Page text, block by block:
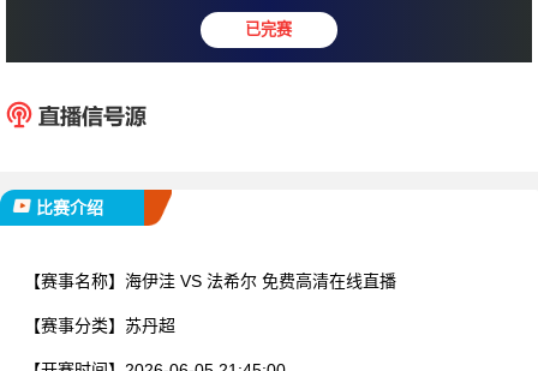
0 : 0
比赛介绍
【赛事名称】 海伊洼 VS 法希尔 免费高清在线直播
【赛事分类】 苏丹超